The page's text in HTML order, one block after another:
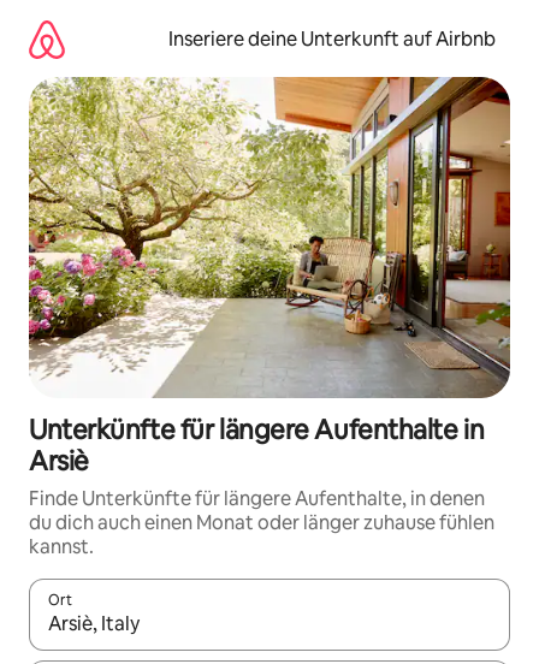
Inhalten
springen
Inseriere deine Unterkunft auf Airbnb
Unterkünfte für längere Aufenthalte in
Arsiè
Finde Unterkünfte für längere Aufenthalte, in denen
du dich auch einen Monat oder länger zuhause fühlen
kannst.
Ort
Wenn Ergebnisse verfügbar sind, navigiere mit den